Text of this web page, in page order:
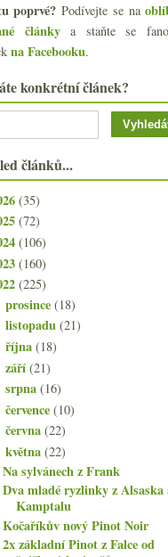
poprvé? Podívejte se na
článkya staňte se
na Facebooku.
konkrétní článek?
článků...
(35)
(72)
(106)
(160)
(225)
prosince(18)
listopadu(21)
října(18)
září(21)
srpna(16)
července(10)
června(22)
května(22)
Na sylvánech z Frank
Dva mladé ryzlinky z Alsaska
Kamptalu
Kočaříkův nový Pinot Noir
2x základní Pinot z Falce od